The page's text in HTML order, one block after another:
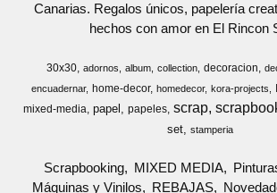
Canarias. Regalos únicos, papelería
hechos con amor en El Rincon
30x30 adornos album collection decoracion
encuadernar
home-decor homedecor kora-projects
mixed-media papel papeles scrap
set stamperia
Scrapbooking MIXED MEDIA
Máquinas y Vinilos
REBAJAS